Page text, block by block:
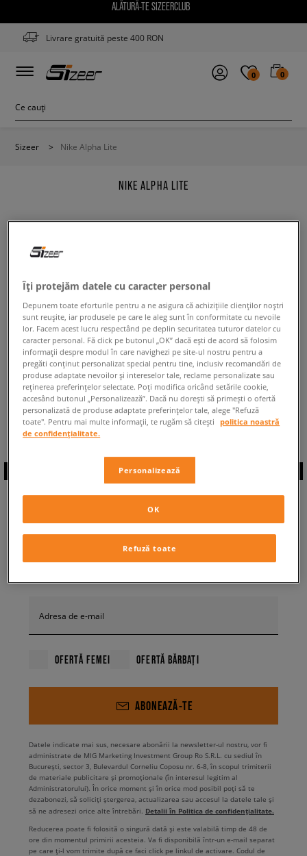
ALĂTURĂ-TE SIZEERCLUB
Livrare gratuită peste 400 RON
0 0
Sizeer > Nike Alpha Lite
NIKE ALPHA LITE
puține filtre.
ÎNAPOI LA MAGAZIN
◾️ Sunt0produse din categoriaBărbați
Nike Alpha Lite◾️
ABONEAZĂ-TE LA
NEWSLETTER
Adresa de e-mail
OFERTĂ FEMEI OFERTĂ BĂRBAȚI
ABONEAZĂ-TE
Datele indicate mai sus, necesare abonării la newsletter-ul nostru, vor fi
administrate de MIG Marketing Investment Group Ro S.R.L. cu sediul în
București, sector 3, Bulevardul Corneliu Coposu nr. 6-8, în scopul trimiterii
de materiale publicitare și promoționale (în interesul legitim al
Administratorului). În orice moment și în orice mod posibil poți să te
dezabonezi, să soliciți ștergerea, actualizarea sau accesul la datele tale și
să ne adresezi orice alte întrebări. Detalii în Politica de confidențialitate.
Reducerea poate fi folosită o singură dată și este valabilă timp de 48 de
ore din momentul primirii acesteia. Va fi disponibilă într-un e-mail separat
pe care ți-l vom trimite după ce faci click pe linkul de activare. Codul de
Îți protejăm datele cu caracter personal
Depunem toate eforturile pentru a ne asigura că achizițiile clienților noștri
sunt reușite, iar produsele pe care le aleg sunt în conformitate cu nevoile
lor. Facem acest lucru respectând pe deplin securitatea tuturor datelor cu
caracter personal. Fă click pe butonul „OK” dacă ești de acord să folosim
informații despre modul în care navighezi pe site-ul nostru pentru a
pregăti conținut personalizat special pentru tine, inclusiv recomandări de
produse adaptate nevoilor și intereselor tale, reclame personalizate sau
reținerea preferințelor selectate. Poți modifica oricând setările cookie,
accesând butonul „Personalizează”. Dacă nu dorești să primești o ofertă
personalizată de produse adaptate preferințelor tale, alege "Refuză
toate". Pentru mai multe informații, te rugăm să citești
politica noastră
de confidențialitate.
Personalizează
Refuză toate
OK